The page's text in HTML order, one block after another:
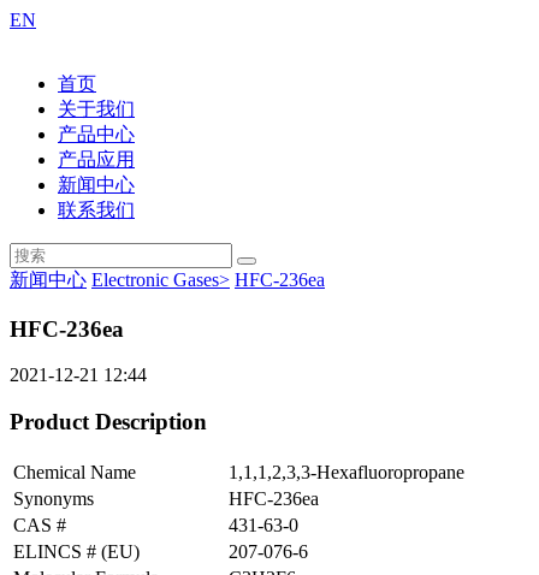
EN
首页
关于我们
产品中心
产品应用
新闻中心
联系我们
新闻中心 Electronic Gases> HFC-236ea
HFC-236ea
2021-12-21 12:44
Product Description
Chemical Name
1,1,1,2,3,3-Hexafluoropropane
Synonyms
HFC-236ea
CAS #
431-63-0
ELINCS # (EU)
207-076-6